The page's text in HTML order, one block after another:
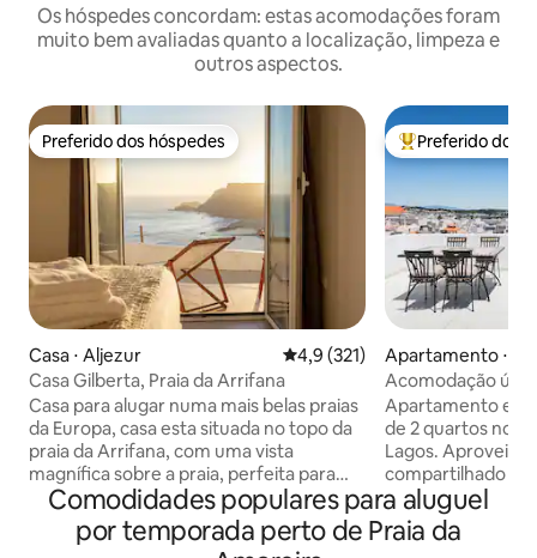
Os hóspedes concordam: estas acomodações foram
muito bem avaliadas quanto a localização, limpeza e
outros aspectos.
Preferido dos hóspedes
Preferido dos hóspedes
Casa ⋅ Aljezur 4,9 de uma avaliação média de
4,9 (321)
Casa Gilberta, Praia da Arrifana
Casa para alugar numa mais belas praias
da Europa, casa esta situada no topo da
praia da Arrifana, com uma vista
magnífica sobre a praia, perfeita para
quem deseja usufruir de uma estadia
com tranquilidade e requinte junto ao
mar. A praia da Arrifana é perfeita para
Entre os
Preferido dos
Apartamento ⋅
Acomodação
terraço no
Apartamento
de 2 quartos no
Lagos. Aproveite
compartilhado no
panorâmica do
de Monchique e
perfeito para
Comodidades populares para aluguel
por temporada perto de Praia da